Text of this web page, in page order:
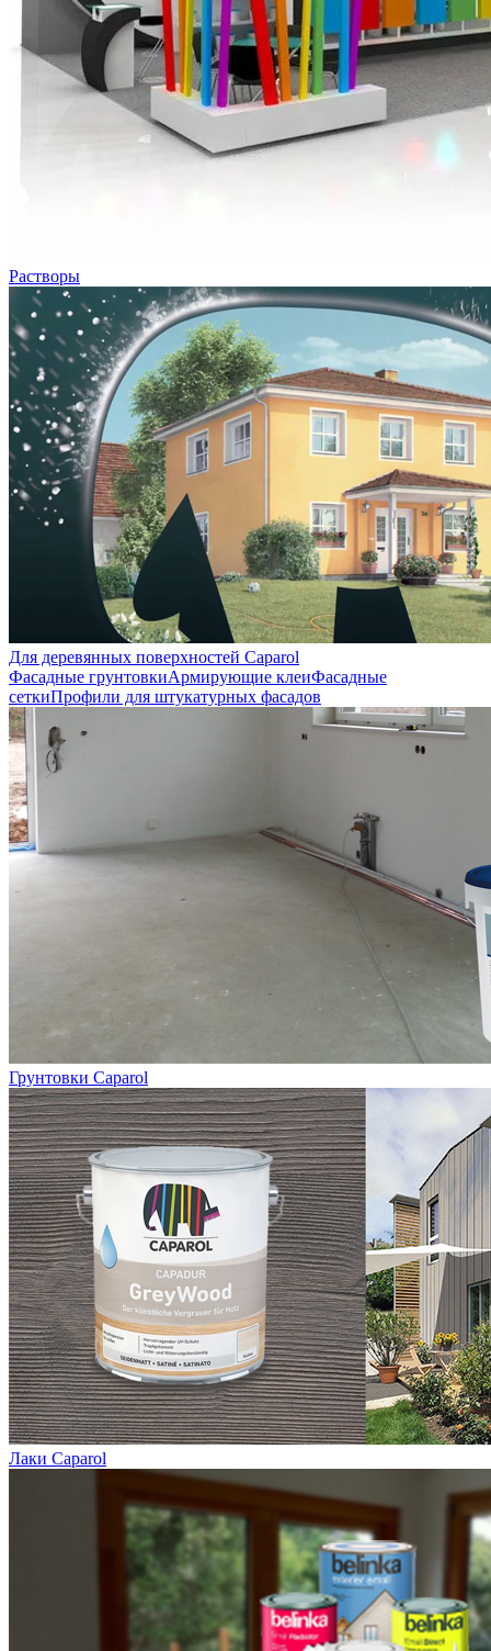
Растворы
Для деревянных поверхностей Caparol
Фасадные грунтовкиАрмирующие клеиФасадные
сеткиПрофили для штукатурных фасадов
Грунтовки Caparol
Лаки Caparol